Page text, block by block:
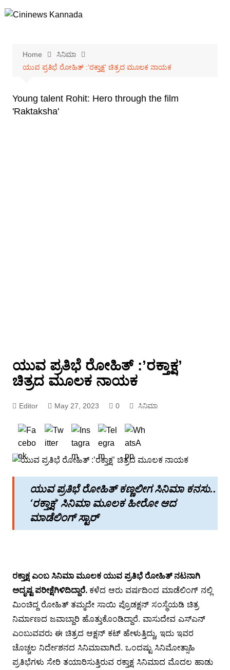
to
Home
ಸಿನಿಮಾ
ಯುವ ಪ್ರತಿಭೆ ರೋಹಿತ್ :’ರಕ್ತಾಕ್ಷ’ ಚಿತ್ರದ ಮೂಲಕ ನಾಯಕ
Young talent Rohit: Hero through the film
'Raktaksha'
ಯುವ ಪ್ರತಿಭೆ ರೋಹಿತ್ :’ರಕ್ತಾಕ್ಷ’
ಚಿತ್ರದ ಮೂಲಕ ನಾಯಕ
Editor May 27, 2023 0 ಸಿನಿಮಾ
ಯುವ ಪ್ರತಿಭೆ ರೋಹಿತ್ ಕಣ್ಣಲೀಗ ಸಿನಿಮಾ ಕನಸು..
‘ರಕ್ತಾಕ್ಷ’ ಸಿನಿಮಾ‌ ಮೂಲಕ ಹೀರೋ ಆದ
ಮಾಡೆಲಿಂಗ್ ಸ್ಟಾರ್
ರಕ್ತಾಕ್ಷ ಎಂಬ ಸಿನಿಮಾ ಮೂಲಕ ಯುವ ಪ್ರತಿಭೆ ರೋಹಿತ್ ನಟನಾಗಿ
ಅದೃಷ್ಟ ಪರೀಕ್ಷೆಗಿಳಿದಿದ್ದಾರೆ. ಕಳೆದ ಆರು ವರ್ಷದಿಂದ ಮಾಡೆಲಿಂಗ್ ನಲ್ಲಿ
ಮಿಂಚಿದ್ದ ರೋಹಿತ್ ತಮ್ಮದೇ ಸಾಯಿ ಪ್ರೊಡಕ್ಷನ್ ಸಂಸ್ಥೆಯಡಿ ಚಿತ್ರ
ನಿರ್ಮಾಣದ ಜವಾಬ್ದಾರಿ ಹೊತ್ತುಕೊಂಡಿದ್ದಾರೆ. ವಾಸುದೇವ ಎಸ್ಎನ್
ಎಂಬುವವರು ಈ ಚಿತ್ರದ ಆಕ್ಷನ್ ಕಟ್ ಹೇಳುತ್ತಿದ್ದು, ಇದು ಇವರ
ಚೊಚ್ಚಲ ನಿರ್ದೇಶನದ ಸಿನಿಮಾವಾಗಿದೆ. ಒಂದಷ್ಟು ಸಿನಿಮೋತ್ಸಾಹಿ
ಪ್ರತಿಭೆಗಳು ಸೇರಿ ತಯಾರಿಸುತ್ತಿರುವ ರಕ್ತಾಕ್ಷ ಸಿನಿಮಾದ ಮೊದಲ ಹಾಡು